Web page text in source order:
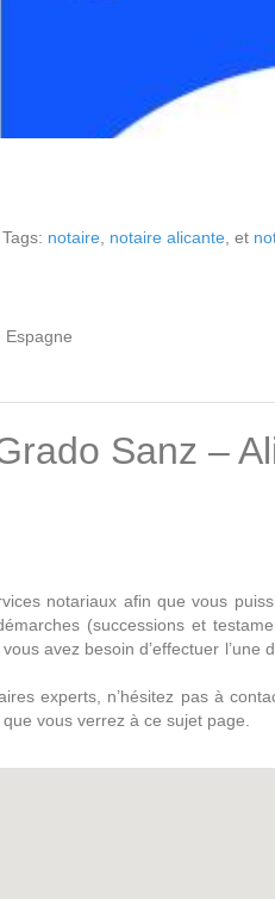
notaire notaire alicante , et
Espagne
Sanz –
notariaux afin que vous
(successions et
avez besoin d’effectuer l’une
experts, n’hésitez pas à
vous verrez à ce sujet page.